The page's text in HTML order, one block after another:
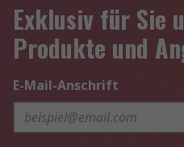
Exklusiv für Sie
Produkte und
E-Mail-Anschrift